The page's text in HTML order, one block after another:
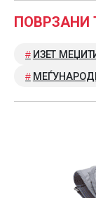
ПОВРЗАНИ
ИЗЕТ